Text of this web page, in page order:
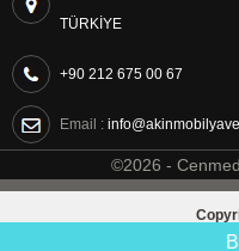
TÜRKİYE
+90 212 675 00 67
Email :
©2026 -